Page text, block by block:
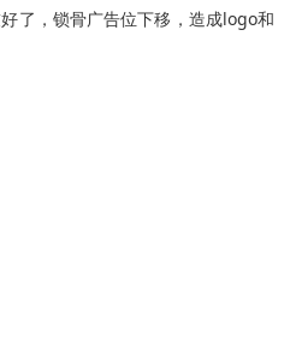
了，锁骨广告位下移，造成logo和